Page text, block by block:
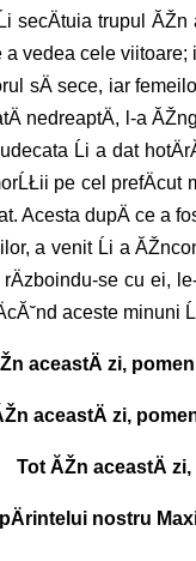
secÄtuia trupul
a vedea cele
sÄ sece, iar
nedreaptÄ, l-a
Ĺi a dat
pe cel prefÄcut
Acesta dupÄ ce a
a venit Ĺi a
rÄzboindu-se cu
aceste
aceastÄ zi,
aceastÄ zi,
Tot ĂŽn aceastÄ
nostru